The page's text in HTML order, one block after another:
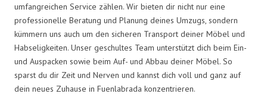
umfangreichen Service zählen. Wir bieten dir nicht nur eine
professionelle Beratung und Planung deines Umzugs, sondern
kümmern uns auch um den sicheren Transport deiner Möbel und
Habseligkeiten. Unser geschultes Team unterstützt dich beim Ein-
und Auspacken sowie beim Auf- und Abbau deiner Möbel. So
sparst du dir Zeit und Nerven und kannst dich voll und ganz auf
dein neues Zuhause in Fuenlabrada konzentrieren.